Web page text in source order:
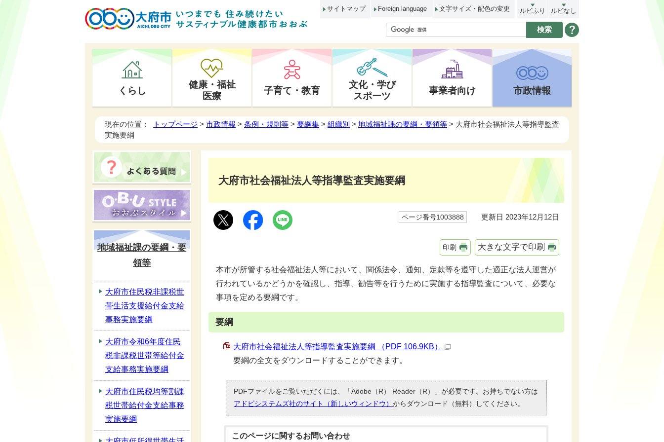
サイトマップ Foreign language 文字サイズ・配色の変更 ルビふり ルビなし
くらし
健康・福祉
医療
子育て・教育
文化・学び
スポーツ
事業者向け 市政情報
現在の位置： トップページ > 市政情報 > 条例・規則等 > 要綱集 > 組織別 > 地域福祉課の要綱・要領等 > 大府市社会福祉法人等指導監査
実施要綱
大府市社会福祉法人等指導監査実施要綱
ページ番号1003888 更新日 2023年12月12日
印刷 大きな文字で印刷
本市が所管する社会福祉法人等において、関係法令、通知、定款等を遵守した適正な法人運営が
行われているかどうかを確認し、指導、勧告等を行うために実施する指導監査について、必要な
事項を定める要綱です。
要綱
大府市社会福祉法人等指導監査実施要綱 （PDF 106.9KB）
要綱の全文をダウンロードすることができます。
PDFファイルをご覧いただくには、「Adobe（R） Reader（R）」が必要です。お持ちでない方は
アドビシステムズ社のサイト（新しいウィンドウ） からダウンロード（無料）してください。
このページに関するお問い合わせ
地域福祉課の要綱・要
領等
大府市住民税非課税世
帯生活支援給付金支給
事務実施要綱
大府市令和6年度住民
税非課税世帯等給付金
支給事務実施要綱
大府市住民税均等割課
税世帯給付金支給事務
実施要綱